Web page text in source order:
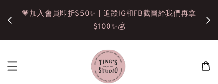
選
💗加入會員即折$50✨｜追蹤IG和FB截圖給我們再拿
$100✨💰